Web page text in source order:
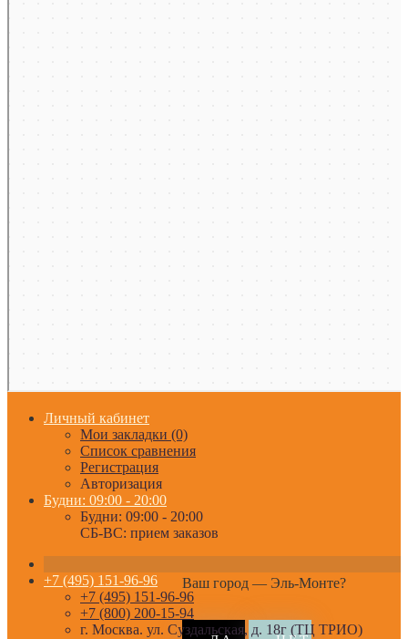
Личный кабинет
Мои закладки (0)
Список сравнения
Регистрация
Авторизация
Будни: 09:00 - 20:00
Будни: 09:00 - 20:00
СБ-ВС: прием заказов
Ваш город — Эль-Монте?
+7 (495) 151-96-96
+7 (495) 151-96-96
+7 (800) 200-15-94
г. Москва. ул. Суздальская, д. 18г (ТЦ ТРИО)